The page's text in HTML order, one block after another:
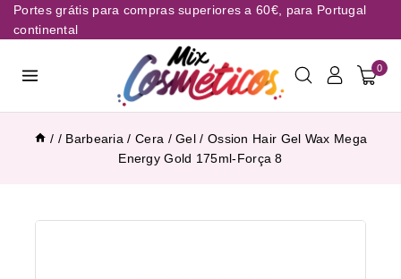
Portes grátis para compras superiores a 60€, para Portugal
continental
0
/ / Barbearia / Cera / Gel / Ossion Hair Gel Wax Mega
Energy Gold 175ml-Força 8